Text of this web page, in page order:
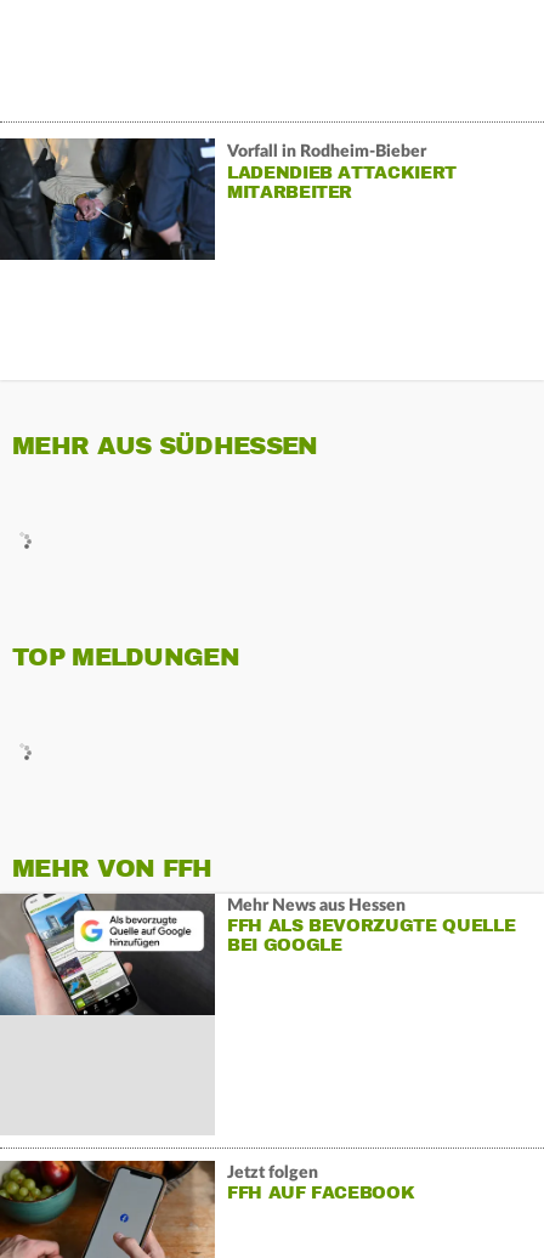
Vorfall in Rodheim-Bieber
LADENDIEB ATTACKIERT
MITARBEITER
MEHR AUS SÜDHESSEN
TOP MELDUNGEN
MEHR VON FFH
Mehr News aus Hessen
FFH ALS BEVORZUGTE QUELLE
BEI GOOGLE
Jetzt folgen
FFH AUF FACEBOOK